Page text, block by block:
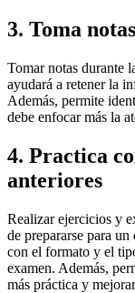
3. Toma
Tomar notas durante
ayudará a retener la
Además, permite
debe enfocar más la
4. Practica
anteriores
Realizar ejercicios y
de prepararse para
con el formato y el
examen. Además,
más práctica y